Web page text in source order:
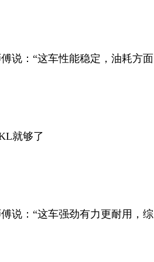
说：“这车性能稳定，油耗方面
就够了
说：“这车强劲有力更耐用，综